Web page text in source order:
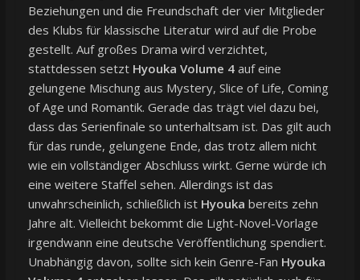
Beziehungen und die Freundschaft der vier Mitglieder
des Klubs für klassische Literatur wird auf die Probe
gestellt. Auf großes Drama wird verzichtet,
stattdessen setzt Hyouka Volume 4auf eine
gelungene Mischung aus Mystery, Slice of Life, Coming
of Age und Romantik. Gerade das trägt viel dazu bei,
dass das Serienfinale so unterhaltsam ist. Das gilt auch
für das runde, gelungene Ende, das trotz allem nicht
wie ein vollständiger Abschluss wirkt. Gerne würde ich
eine weitere Staffel sehen. Allerdings ist das
unwahrscheinlich, schließlich ist Hyouka bereits zehn
Jahre alt. Vielleicht bekommt die Light-Novel-Vorlage
irgendwann eine deutsche Veröffentlichung spendiert.
Unabhängig davon, sollte sich kein Genre-Fan Hyouka